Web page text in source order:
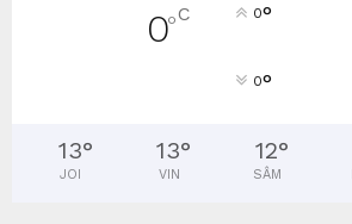
0°C 0°
0°
13°
JOI
13°
VIN
12°
SÂM